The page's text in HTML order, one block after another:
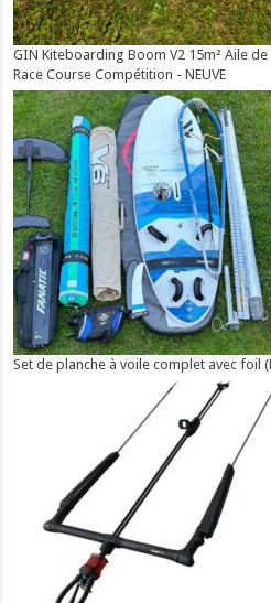
GIN Kiteboarding Boom V2 15m² Aile
Race Course Compétition - NEUVE
Set de planche à voile complet avec foil